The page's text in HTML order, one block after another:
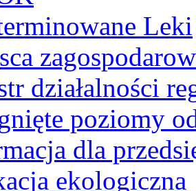
Leki
działalności
poziomy
dla
ekologiczna